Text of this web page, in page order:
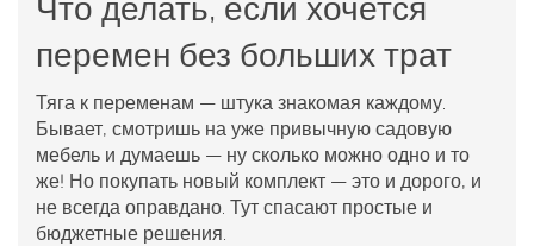
Что делать, если хочется
перемен без больших трат
Тяга к переменам — штука знакомая каждому.
Бывает, смотришь на уже привычную садовую
мебель и думаешь — ну сколько можно одно и то
же! Но покупать новый комплект — это и дорого, и
не всегда оправдано. Тут спасают простые и
бюджетные решения.